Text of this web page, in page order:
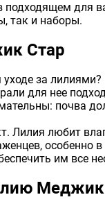
подходящем для
так и наборы.
Стар
за
для нее
почва
Лилия любит
особенно
им все
Меджик